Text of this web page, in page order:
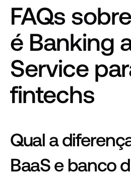
FAQs
é Banking
Service
fintechs
Qual a
BaaS e banco